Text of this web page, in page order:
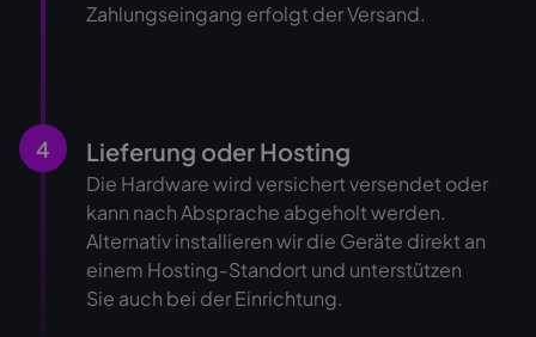
Zahlungseingang erfolgt der Versand.
4 Lieferung oder Hosting
Die Hardware wird versichert versendet oder
kann nach Absprache abgeholt werden.
Alternativ installieren wir die Geräte direkt an
einem Hosting-Standort und unterstützen
Sie auch bei der Einrichtung.